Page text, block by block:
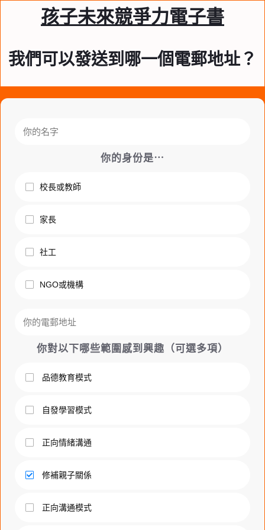
孩子未來競爭力電子書
我們可以發送到哪一個電郵地址？
你的身份是⋯
校長或教師
家長
社工
NGO或機構
你對以下哪些範圍感到興趣（可選多項）
品德教育模式
自發學習模式
正向情緒溝通
修補親子關係
正向溝通模式